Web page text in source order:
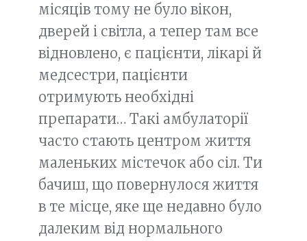
місяців тому не було вікон,
дверей і світла, а тепер там все
відновлено, є пацієнти, лікарі й
медсестри, пацієнти
отримують необхідні
препарати… Такі амбулаторії
часто стають центром життя
маленьких містечок або сіл. Ти
бачиш, що повернулося життя
в те місце, яке ще недавно було
далеким від нормального